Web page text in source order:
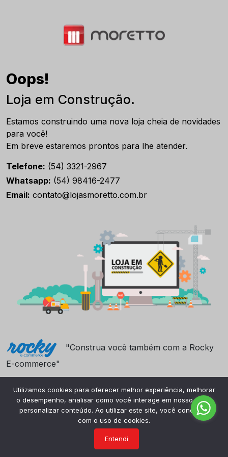
Oops!
Loja em Construção.
Estamos construindo uma nova loja cheia de novidades
para você!
Em breve estaremos prontos para lhe atender.
Telefone: (54) 3321-2967
Whatsapp: (54) 98416-2477
Email: contato@lojasmoretto.com.br
"Construa você também com a Rocky
E-commerce"
Utilizamos cookies para oferecer melhor experiência, melhorar
o desempenho, analisar como você interage em nosso site e
personalizar conteúdo. Ao utilizar este site, você concorda
com o uso de cookies.
Entendi